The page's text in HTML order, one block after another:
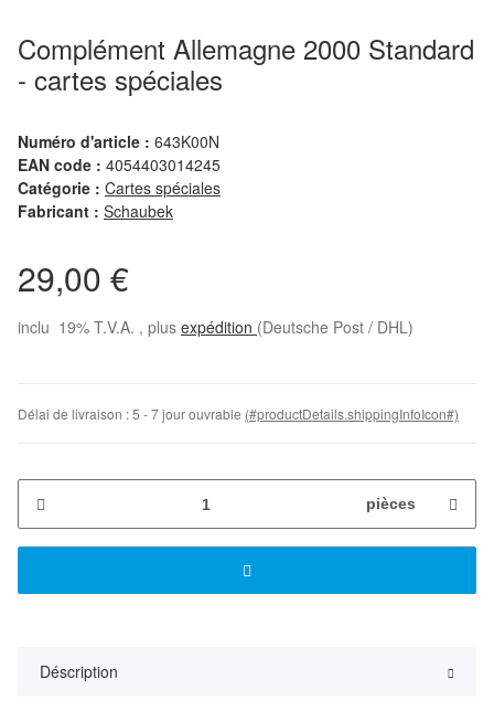
Complément Allemagne 2000 Standard
- cartes spéciales
Numéro d'article : 643K00N
EAN code : 4054403014245
Catégorie : Cartes spéciales
Fabricant : Schaubek
29,00 €
inclu 19% T.V.A. , plus expédition (Deutsche Post / DHL)
Délai de livraison :5 - 7 jour ouvrable (#productDetails.shippingInfoIcon#)
pièces
Déscription